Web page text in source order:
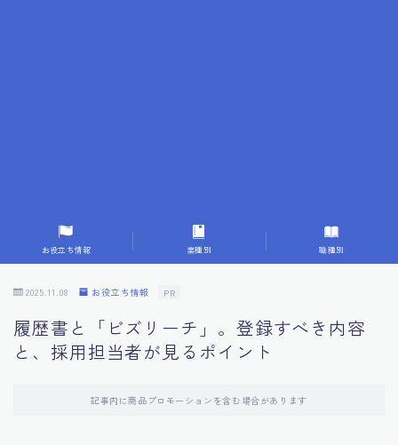
9.転職成功者の事例分析とアドバイス
10.面接官に好印象を与える方法
11.キャリアアップを目指す人の応募書類
お役立ち情報 業種別 職種別
2025.11.08 お役立ち情報 PR
履歴書と「ビズリーチ」。登録すべき内容
と、採用担当者が見るポイント
記事内に商品プロモーションを含む場合があります